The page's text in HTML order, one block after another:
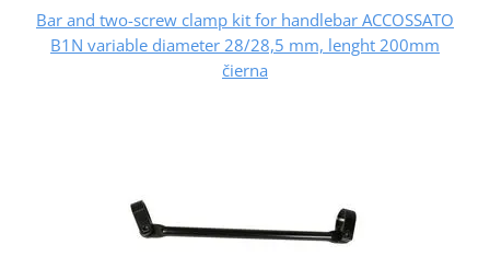
Bar and two-screw clamp kit for handlebar ACCOSSATO
B1N variable diameter 28/28,5 mm, lenght 200mm
čierna